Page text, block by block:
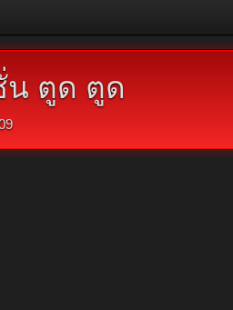
น ตูด ตูด